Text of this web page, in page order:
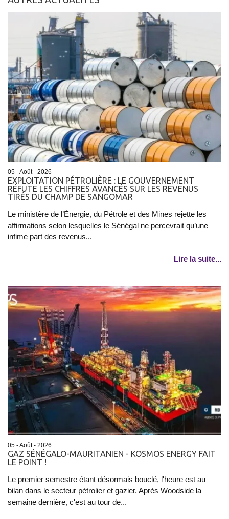
05 - Août - 2026
EXPLOITATION PÉTROLIÈRE : LE GOUVERNEMENT
RÉFUTE LES CHIFFRES AVANCÉS SUR LES REVENUS
TIRÉS DU CHAMP DE SANGOMAR
Le ministère de l’Énergie, du Pétrole et des Mines rejette les
affirmations selon lesquelles le Sénégal ne percevrait qu’une
infime part des revenus...
Lire la suite...
05 - Août - 2026
GAZ SÉNÉGALO-MAURITANIEN - KOSMOS ENERGY FAIT
LE POINT !
Le premier semestre étant désormais bouclé, l'heure est au
bilan dans le secteur pétrolier et gazier. Après Woodside la
semaine dernière, c'est au tour de...